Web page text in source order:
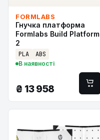
FORMLABS
Гнучка платформа
Formlabs Build Platform
2
PLA ABS
В наявності
₴ 13 958